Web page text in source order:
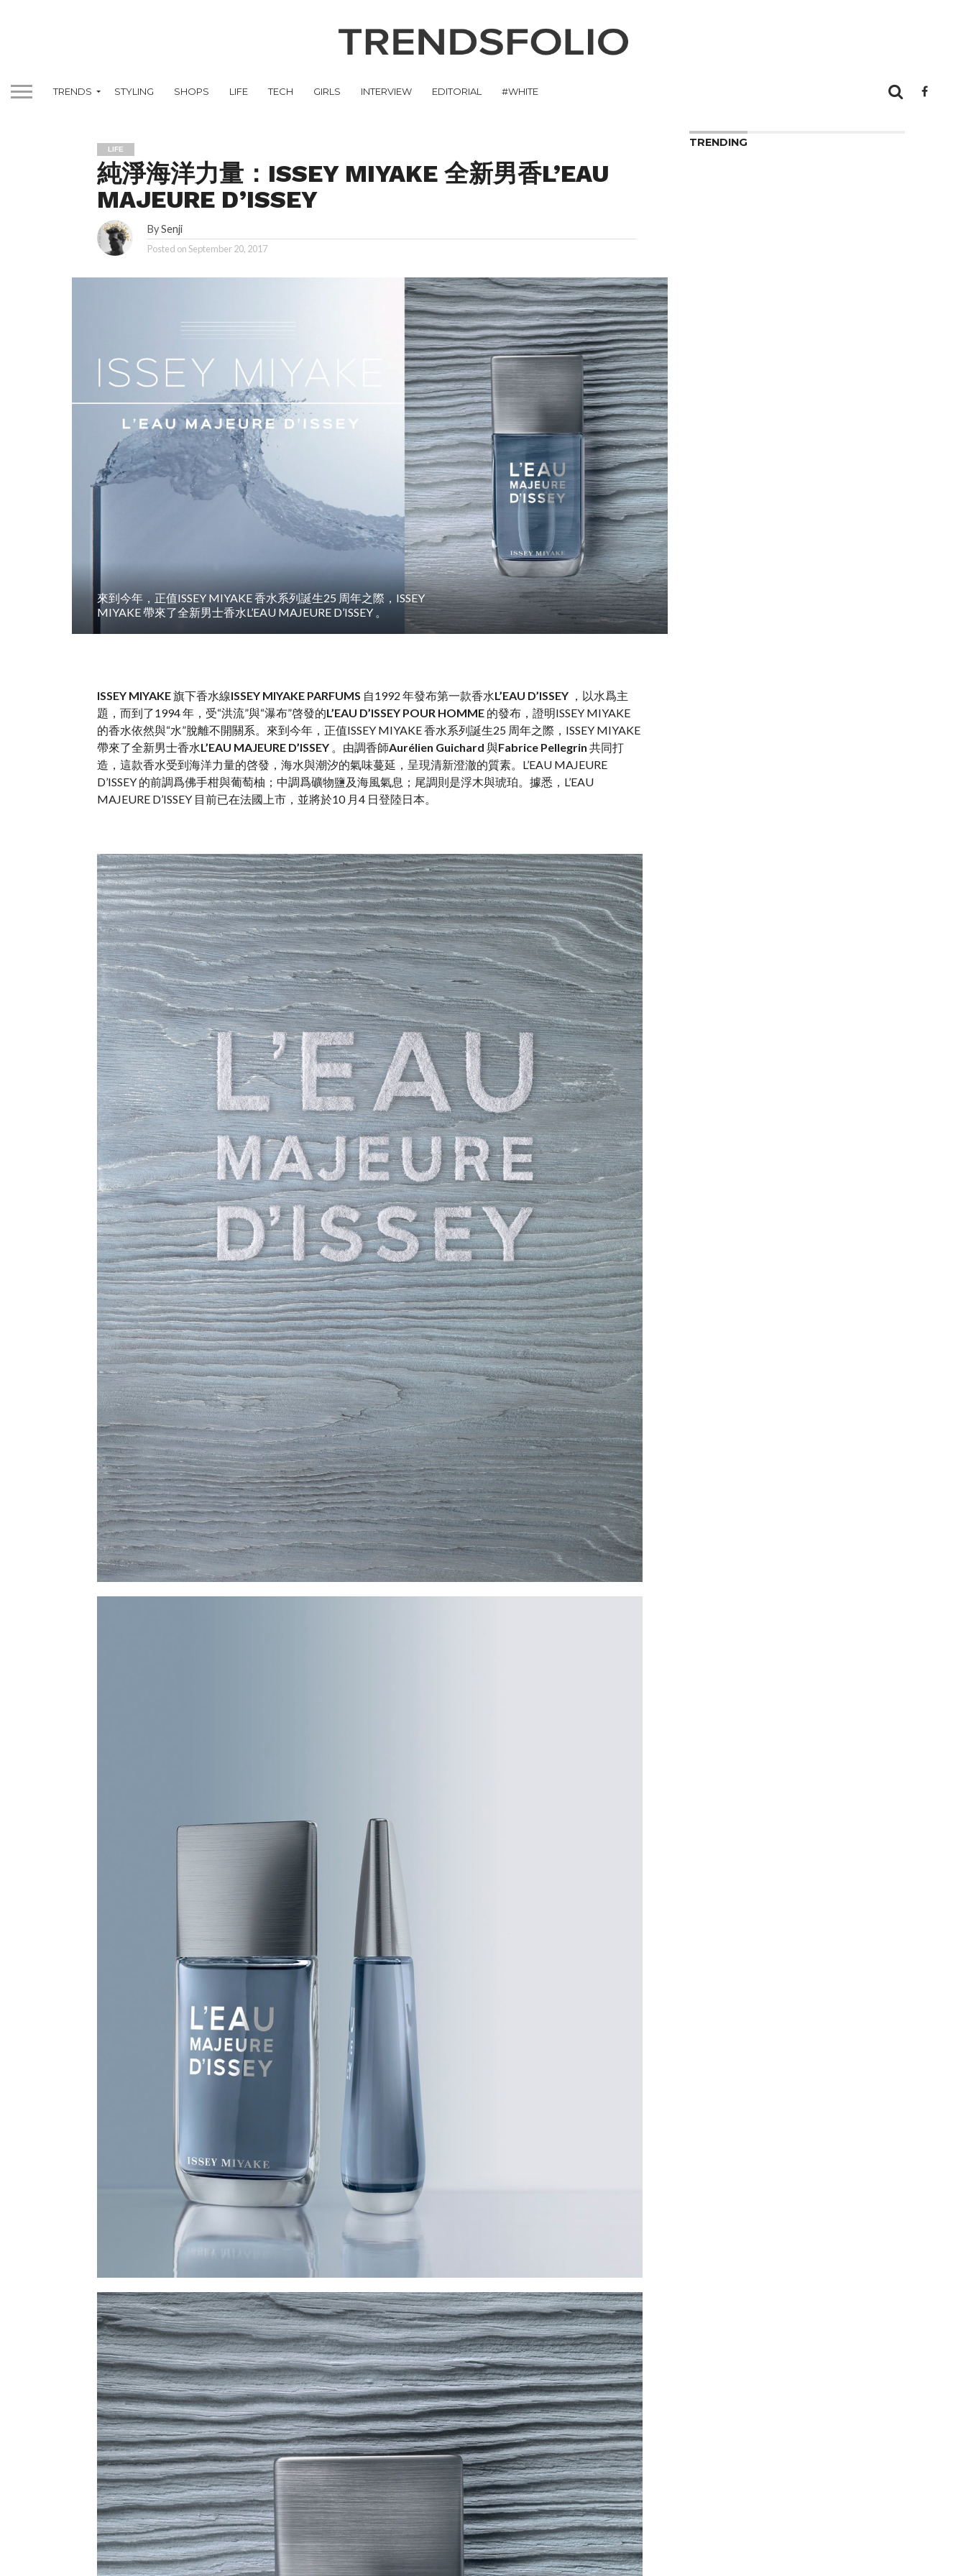
TRENDS STYLING SHOPS LIFE TECH GIRLS INTERVIEW EDITORIAL #WHITE
LIFE
純淨海洋力量：ISSEY MIYAKE 全新男香L’EAU
MAJEURE D’ISSEY
BySenji
Posted onSeptember 20, 2017
來到今年，正值ISSEY MIYAKE 香水系列誕生25 周年之際，ISSEY
MIYAKE 帶來了全新男士香水L’EAU MAJEURE D’ISSEY 。
ISSEY MIYAKE旗下香水線ISSEY MIYAKE PARFUMS 自1992 年發布第一款香水L’EAU D’ISSEY，以水爲主
題，而到了1994 年，受“洪流”與“瀑布”啓發的L’EAU D’ISSEY POUR HOMME的發布，證明ISSEY MIYAKE
的香水依然與“水”脫離不開關系。來到今年，正值ISSEY MIYAKE 香水系列誕生25 周年之際，ISSEY MIYAKE
帶來了全新男士香水L’EAU MAJEURE D’ISSEY。由調香師Aurélien Guichard 與Fabrice Pellegrin 共同打
造，這款香水受到海洋力量的啓發，海水與潮汐的氣味蔓延，呈現清新澄澈的質素。L’EAU MAJEURE
D’ISSEY 的前調爲佛手柑與葡萄柚；中調爲礦物鹽及海風氣息；尾調則是浮木與琥珀。據悉，L’EAU
MAJEURE D’ISSEY 目前已在法國上市，並將於10 月4 日登陸日本。
TRENDING